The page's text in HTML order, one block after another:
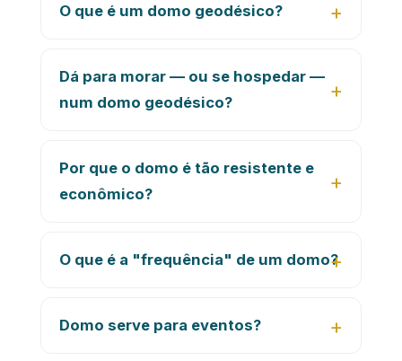
O que é um domo geodésico?
Dá para morar — ou se hospedar —
num domo geodésico?
Por que o domo é tão resistente e
econômico?
O que é a "frequência" de um domo?
Domo serve para eventos?